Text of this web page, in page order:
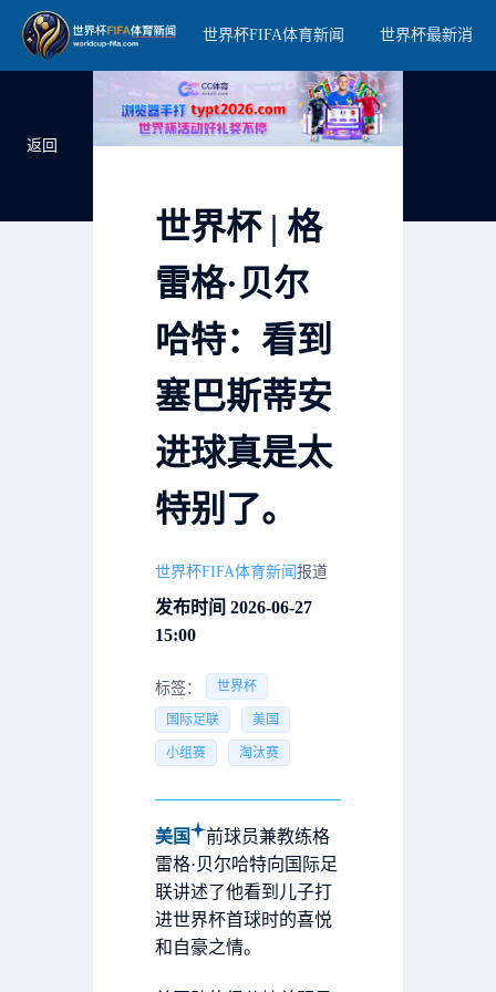
世界杯FIFA体育新闻 世界杯最新消息
返回
世界杯 | 格
雷格·贝尔
哈特：看到
塞巴斯蒂安
进球真是太
特别了。
世界杯FIFA体育新闻 报道
发布时间 2026-06-27
15:00
标签： 世界杯
国际足联 美国
小组赛 淘汰赛
美国
前球员兼教练格
雷格·贝尔哈特向国际足
联讲述了他看到儿子打
进世界杯首球时的喜悦
和自豪之情。